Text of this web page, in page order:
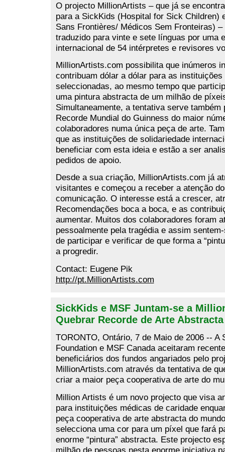
O projecto MillionArtists – que já se
para a SickKids (Hospital for Sick Children)
Sans Frontières/ Médicos Sem Fronteiras)
traduzido para vinte e sete línguas por uma
internacional de 54 intérpretes e revisores
MillionArtists.com possibilita que inúmeros
contribuam dólar a dólar para as instituições
seleccionadas, ao mesmo tempo que
uma pintura abstracta de um milhão de
Simultaneamente, a tentativa serve também
Recorde Mundial do Guinness do maior
colaboradores numa única peça de arte.
que as instituições de solidariedade
beneficiar com esta ideia e estão a ser
pedidos de apoio.
Desde a sua criação, MillionArtists.com já
visitantes e começou a receber a atenção
comunicação. O interesse está a crescer,
Recomendações boca a boca, e as
aumentar. Muitos dos colaboradores foram
pessoalmente pela tragédia e assim
de participar e verificar de que forma a
a progredir.
Contact: Eugene Pik
http://pt.MillionArtists.com
SickKids e MSF Juntam-se a
Quebrar Recorde de Arte Abstracta
TORONTO, Ontário, 7 de Maio de 2006 -- A
Foundation e MSF Canada aceitaram
beneficiários dos fundos angariados pelo
MillionArtists.com através da tentativa de
criar a maior peça cooperativa de arte do
Million Artists é um novo projecto que visa
para instituições médicas de caridade
peça cooperativa de arte abstracta do
selecciona uma cor para um píxel que fará
enorme “pintura” abstracta. Este projecto
milhão de pessoas nesta enorme iniciativa